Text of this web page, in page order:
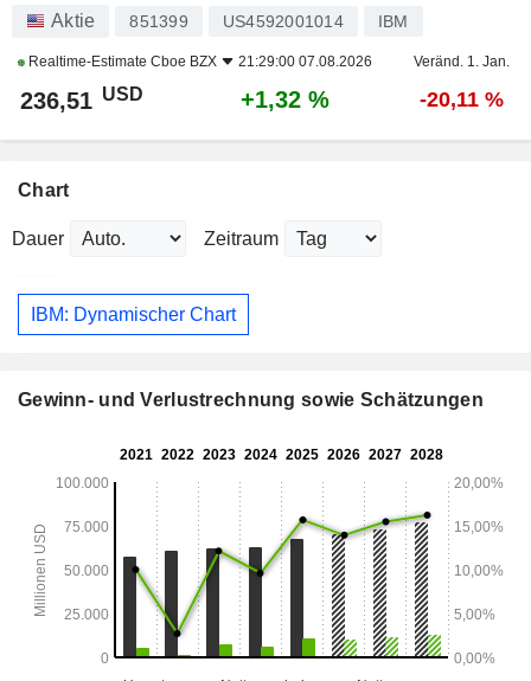
Aktie 851399 US4592001014 IBM
Realtime-Estimate Cboe BZX 21:29:00 07.08.2026 Veränd. 1. Jan.
236,51 USD +1,32 % -20,11 %
Chart
Dauer Zeitraum
IBM: Dynamischer Chart
Gewinn- und Verlustrechnung sowie Schätzungen